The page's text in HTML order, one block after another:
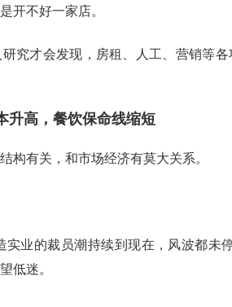
开不好一家店。
究才会发现，房租、人工、营销等
升高，餐饮保命线缩短
构有关，和市场经济有莫大关系。
实业的裁员潮持续到现在，风波都未
低迷。